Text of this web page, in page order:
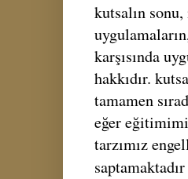
kutsalın
karşısında
hakkıdır.
tamamen
eğer
tarzımız
saptamaktadır